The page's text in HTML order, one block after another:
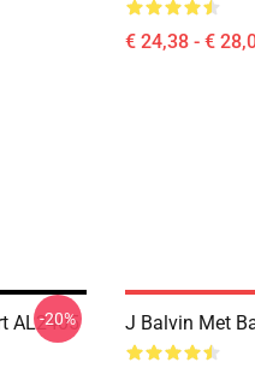
€ 24,38 - €
AL2405
-20% J Balvin Met